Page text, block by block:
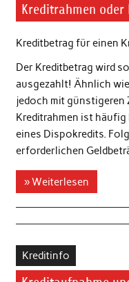
Kreditrahmen oder
Kreditbetrag für einen
Der Kreditbetrag wird
ausgezahlt! Ähnlich
jedoch mit günstigeren
Kreditrahmen ist häufig
eines Dispokredits.
erforderlichen
» Weiterlesen
Kreditinfo